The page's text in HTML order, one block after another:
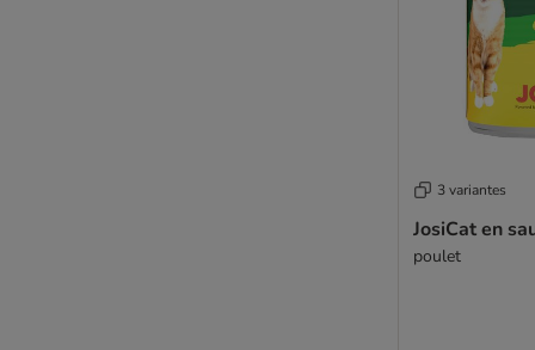
3 variantes
JosiCat en
poulet